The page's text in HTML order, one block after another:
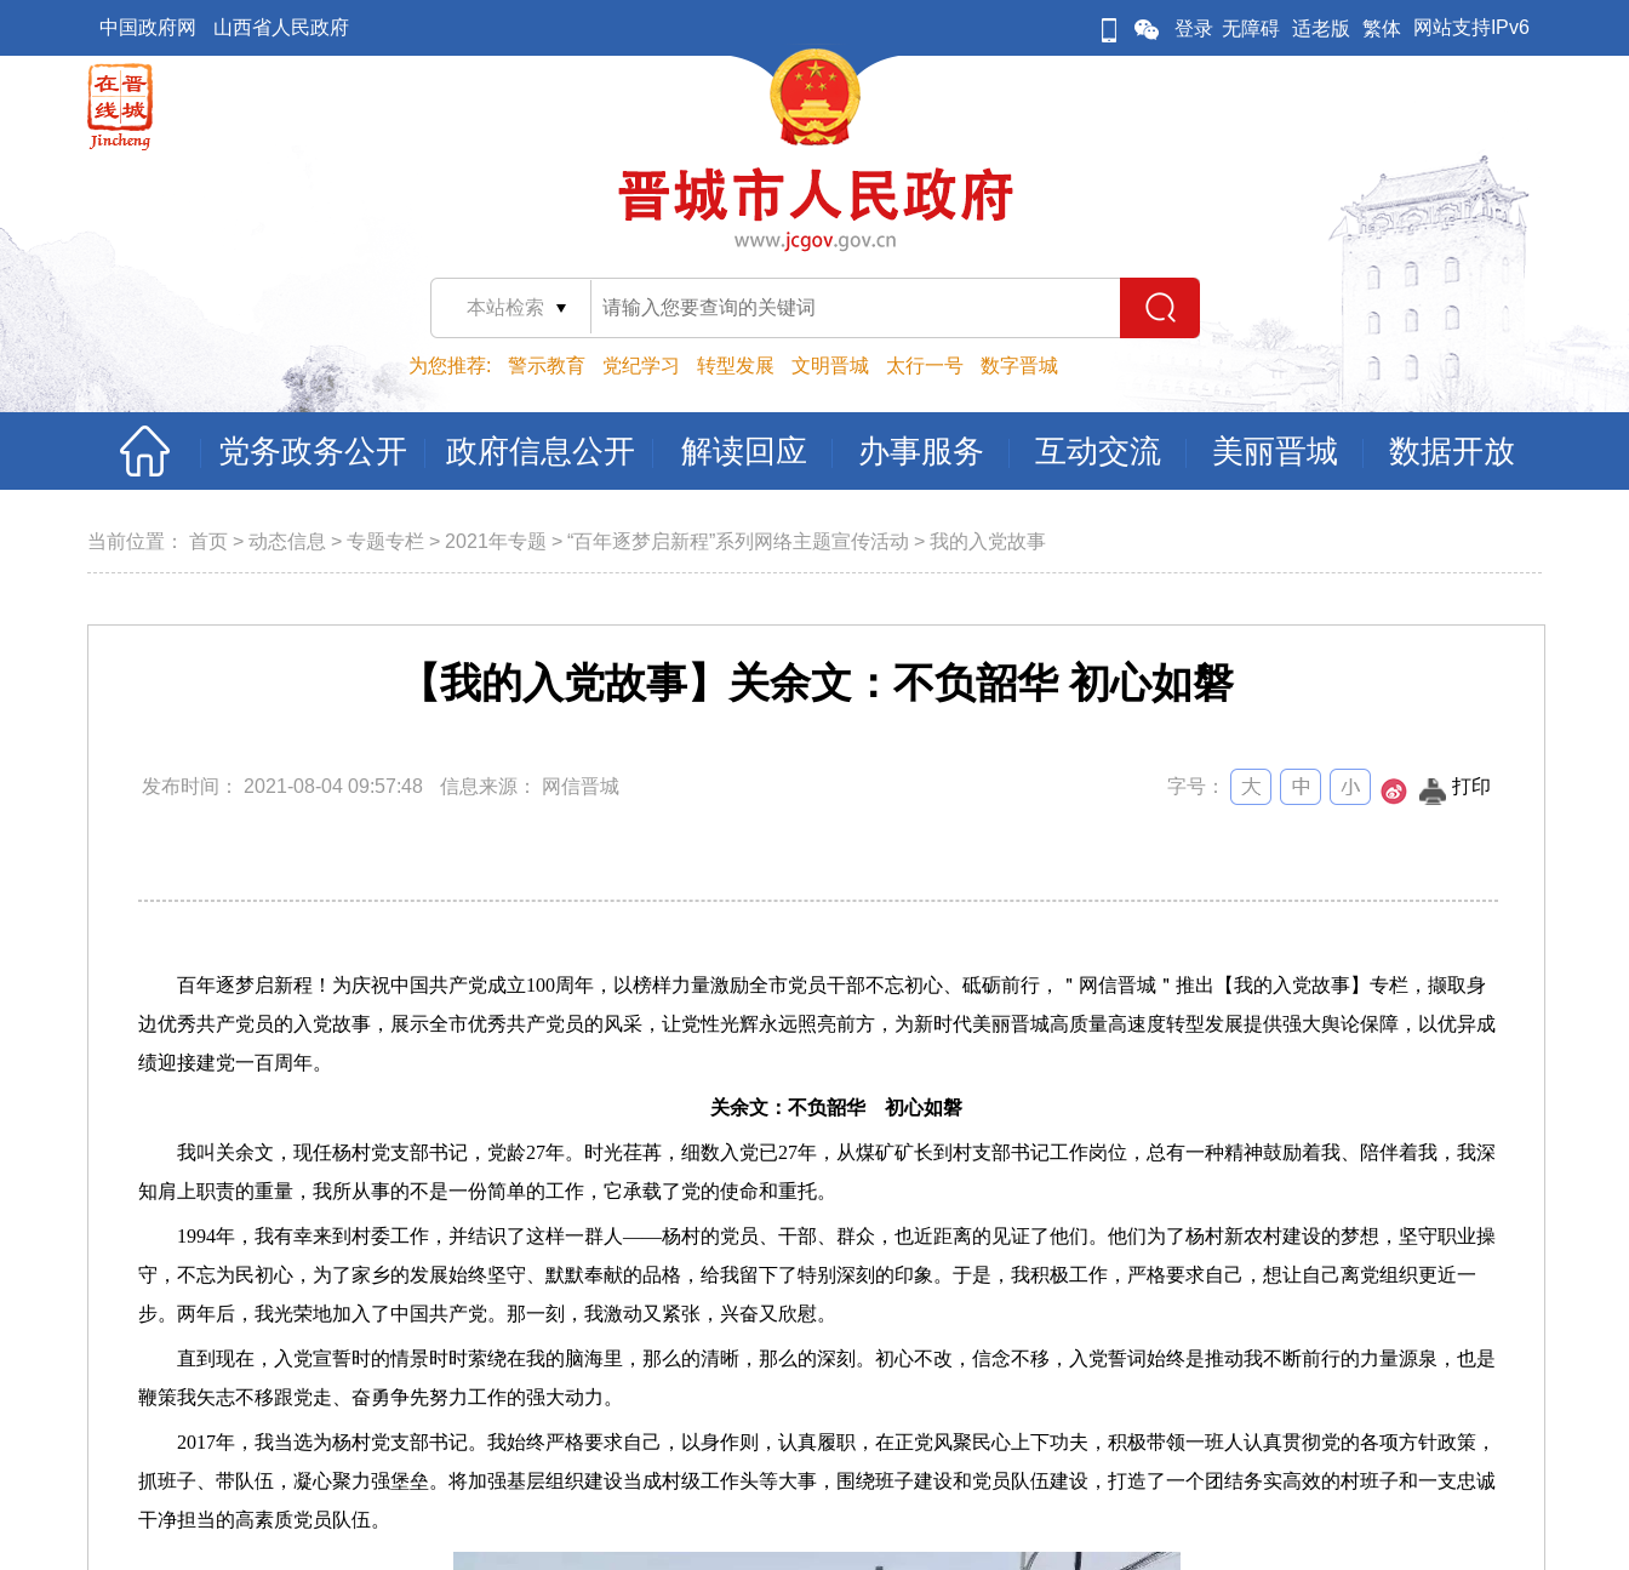
中国政府网 山西省人民政府 登录 无障碍 适老版 繁体 网站支持IPv6
本站检索
为您推荐: 警示教育 党纪学习 转型发展 文明晋城 太行一号 数字晋城
党务政务公开 政府信息公开 解读回应 办事服务 互动交流 美丽晋城 数据开放
当前位置： 首页 > 动态信息 > 专题专栏 > 2021年专题 > “百年逐梦启新程”系列网络主题宣传活动 > 我的入党故事
【我的入党故事】关余文：不负韶华 初心如磐
发布时间： 2021-08-04 09:57:48 信息来源： 网信晋城 字号： 打印
百年逐梦启新程！为庆祝中国共产党成立100周年，以榜样力量激励全市党员干部不忘初心、砥砺前行，＂网信晋城＂推出【我的入党故事】专栏，撷取身
边优秀共产党员的入党故事，展示全市优秀共产党员的风采，让党性光辉永远照亮前方，为新时代美丽晋城高质量高速度转型发展提供强大舆论保障，以优异成
绩迎接建党一百周年。
关余文：不负韶华 初心如磐
我叫关余文，现任杨村党支部书记，党龄27年。时光荏苒，细数入党已27年，从煤矿矿长到村支部书记工作岗位，总有一种精神鼓励着我、陪伴着我，我深
知肩上职责的重量，我所从事的不是一份简单的工作，它承载了党的使命和重托。
1994年，我有幸来到村委工作，并结识了这样一群人——杨村的党员、干部、群众，也近距离的见证了他们。他们为了杨村新农村建设的梦想，坚守职业操
守，不忘为民初心，为了家乡的发展始终坚守、默默奉献的品格，给我留下了特别深刻的印象。于是，我积极工作，严格要求自己，想让自己离党组织更近一
步。两年后，我光荣地加入了中国共产党。那一刻，我激动又紧张，兴奋又欣慰。
直到现在，入党宣誓时的情景时时萦绕在我的脑海里，那么的清晰，那么的深刻。初心不改，信念不移，入党誓词始终是推动我不断前行的力量源泉，也是
鞭策我矢志不移跟党走、奋勇争先努力工作的强大动力。
2017年，我当选为杨村党支部书记。我始终严格要求自己，以身作则，认真履职，在正党风聚民心上下功夫，积极带领一班人认真贯彻党的各项方针政策，
抓班子、带队伍，凝心聚力强堡垒。将加强基层组织建设当成村级工作头等大事，围绕班子建设和党员队伍建设，打造了一个团结务实高效的村班子和一支忠诚
干净担当的高素质党员队伍。